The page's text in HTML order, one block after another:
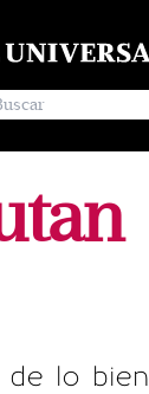
de lo bien